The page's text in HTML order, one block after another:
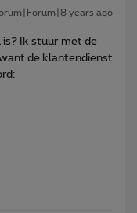
years ago
is? Ik stuur met de
de klantendienst